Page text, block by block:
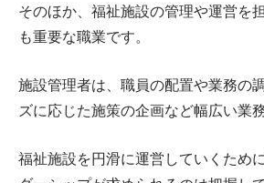
そのほか、福祉施設の管理や運営を
も重要な職業です。
施設管理者は、職員の配置や業務の
ズに応じた施策の企画など幅広い業
福祉施設を円滑に運営していくため